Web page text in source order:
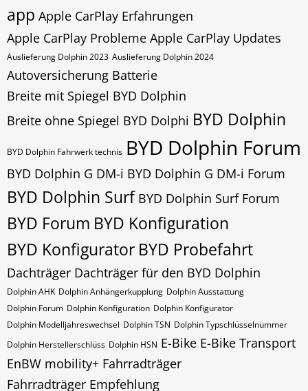
app Apple CarPlay Erfahrungen
Apple CarPlay Probleme Apple CarPlay Updates
Auslieferung Dolphin 2023 Auslieferung Dolphin 2024
Autoversicherung Batterie
Breite mit Spiegel BYD Dolphin
Breite ohne Spiegel BYD Dolphi BYD Dolphin
BYD Dolphin Fahrwerk technis BYD Dolphin Forum
BYD Dolphin G DM-i BYD Dolphin G DM-i Forum
BYD Dolphin Surf BYD Dolphin Surf Forum
BYD Forum BYD Konfiguration
BYD Konfigurator BYD Probefahrt
Dachträger Dachträger für den BYD Dolphin
Dolphin AHK Dolphin Anhängerkupplung Dolphin Ausstattung
Dolphin Forum Dolphin Konfiguration Dolphin Konfigurator
Dolphin Modelljahreswechsel Dolphin​​​​ TSN Dolphin​​​​ Typschlüsselnummer
Dolphin​​​​​ Herstellerschlüss Dolphin​​​​​ HSN E-Bike E-Bike Transport
EnBW mobility+ Fahrradträger
Fahrradträger Empfehlung